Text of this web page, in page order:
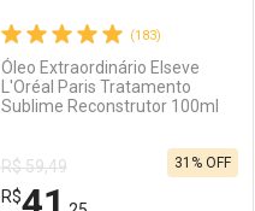
(183)
Óleo Extraordinário Elseve
L'Oréal Paris Tratamento
Sublime Reconstrutor 100ml
R$ 59,49
R$
31% OFF